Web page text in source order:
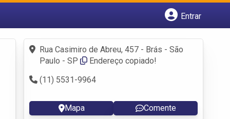
Entrar
Fazer login
Criar conta
Rua Casimiro de Abreu, 457 - Brás - São
Paulo - SP
Endereço copiado!
(11) 5531-9964
Mapa Comente